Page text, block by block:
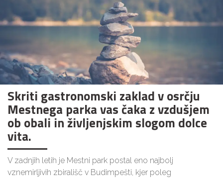
Skriti gastronomski zaklad v osrčju
Mestnega parka vas čaka z vzdušjem
ob obali in življenjskim slogom dolce
vita.
V zadnjih letih je Mestni park postal eno najbolj
vznemirljivih zbirališč v Budimpešti, kjer poleg